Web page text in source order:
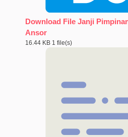
Download File Janji
Ansor
16.44 KB 1 file(s)